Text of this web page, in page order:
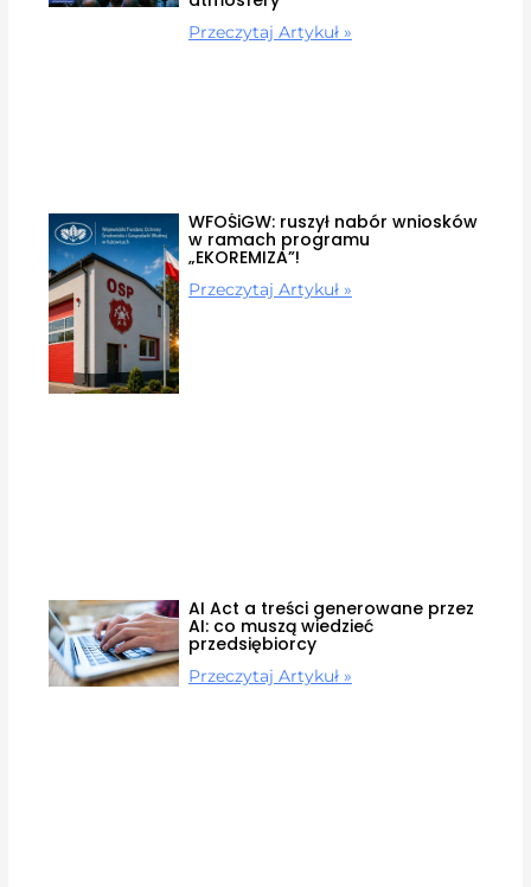
Przeczytaj Artykuł »
WFOŚiGW: ruszył nabór wniosków
w ramach programu
„EKOREMIZA”!
Przeczytaj Artykuł »
AI Act a treści generowane przez
AI: co muszą wiedzieć
przedsiębiorcy
Przeczytaj Artykuł »